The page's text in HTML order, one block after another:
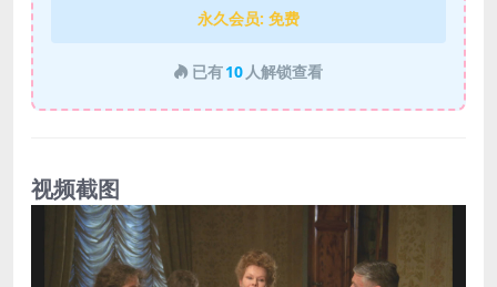
永久会员: 免费
已有10 人解锁查看
视频截图